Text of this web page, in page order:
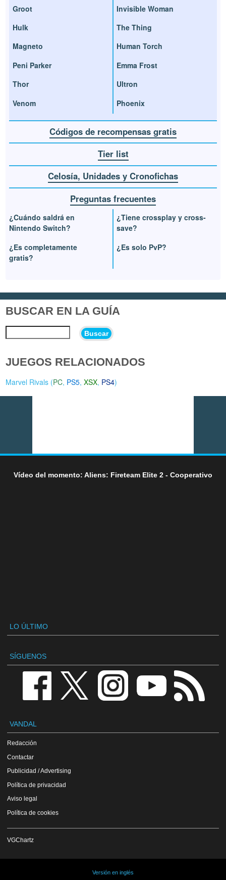
Groot
Hulk
Magneto
Peni Parker
Thor
Venom
Invisible Woman
The Thing
Human Torch
Emma Frost
Ultron
Phoenix
Códigos de recompensas gratis
Tier list
Celosía, Unidades y Cronofichas
Preguntas frecuentes
¿Cuándo saldrá en
Nintendo Switch?
¿Es completamente
gratis?
¿Tiene crossplay y cross-
save?
¿Es solo PvP?
BUSCAR EN LA GUÍA
Buscar
JUEGOS RELACIONADOS
Marvel Rivals (PC, PS5,XSX, PS4)
Vídeo del momento: Aliens: Fireteam Elite 2 - Cooperativo
LO ÚLTIMO
SÍGUENOS
VANDAL
Redacción
Contactar
Publicidad / Advertising
Política de privacidad
Aviso legal
Política de cookies
VGChartz
Versión en inglés